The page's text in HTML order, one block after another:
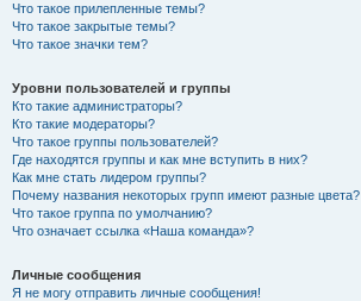
Что такое прилепленные темы?
Что такое закрытые темы?
Что такое значки тем?
Уровни пользователей и группы
Кто такие администраторы?
Кто такие модераторы?
Что такое группы пользователей?
Где находятся группы и как мне вступить в них?
Как мне стать лидером группы?
Почему названия некоторых групп имеют разные цвета?
Что такое группа по умолчанию?
Что означает ссылка «Наша команда»?
Личные сообщения
Я не могу отправить личные сообщения!